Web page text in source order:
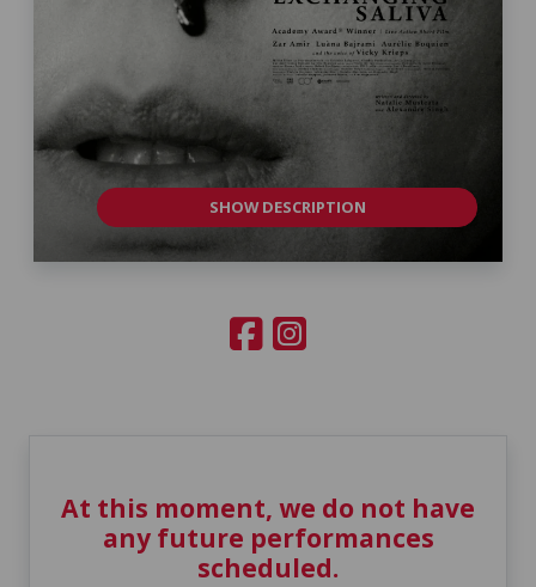
SHOW DESCRIPTION
At this moment, we do not have
any future performances
scheduled.